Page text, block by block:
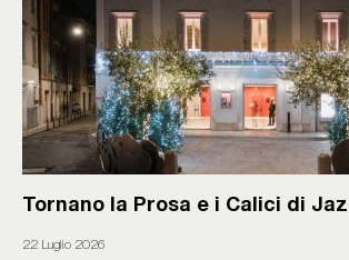
Tornano la Prosa e i Calici di
22 Luglio 2026